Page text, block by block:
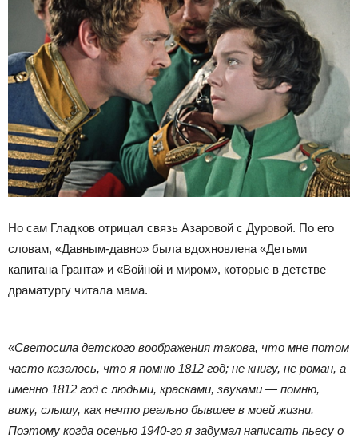
Но сам Гладков отрицал связь Азаровой с Дуровой. По его
словам, «Давным-давно» была вдохновлена «Детьми
капитана Гранта» и «Войной и миром», которые в детстве
драматургу читала мама.
«Светосила детского воображения такова, что мне потом
часто казалось, что я помню 1812 год; не книгу, не роман, а
именно 1812 год с людьми, красками, звуками — помню,
вижу, слышу, как нечто реально бывшее в моей жизни.
Поэтому когда осенью 1940-го я задумал написать пьесу о